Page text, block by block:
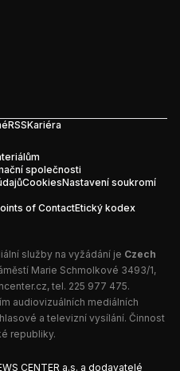
RSSKariéra
společnosti
CookiesNastavení soukromí
of ContactEtický kodex
služby na vyžádání je Czech
Marie Schmolkové 3493/1,
, tel. 225 977 475.
audiovizuálních mediálních
a televizní vysílání. Činnost
republiky.
CENTER a.s. a dodavatelé